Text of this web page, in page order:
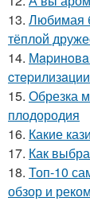
13. Любимая
тёплой
14.
15. Обрезка
плодородия
16. Какие
17. Как
18. Топ-10
обзор и